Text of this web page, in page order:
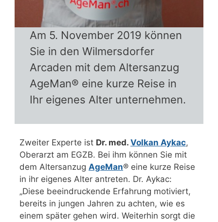
Am 5. November 2019 können
Sie in den Wilmersdorfer
Arcaden mit dem Altersanzug
AgeMan® eine kurze Reise in
Ihr eigenes Alter unternehmen.
Zweiter Experte ist Dr. med. Volkan Aykac,
Oberarzt am EGZB. Bei ihm können Sie mit
dem Altersanzug AgeMan® eine kurze Reise
in ihr eigenes Alter antreten. Dr. Aykac:
„Diese beeindruckende Erfahrung motiviert,
bereits in jungen Jahren zu achten, wie es
einem später gehen wird. Weiterhin sorgt die